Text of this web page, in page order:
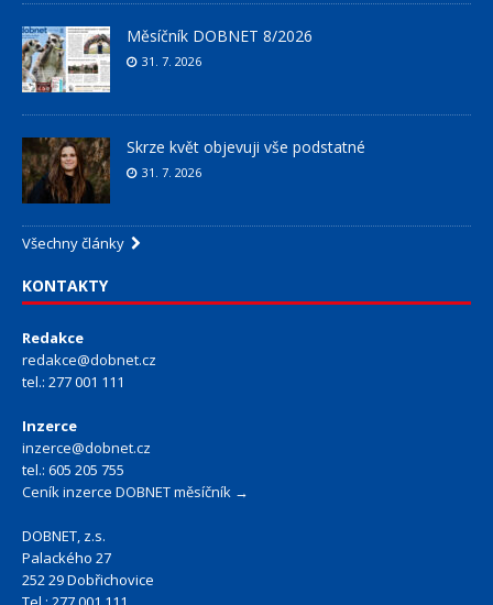
Měsíčník DOBNET 8/2026
31. 7. 2026
Skrze květ objevuji vše podstatné
31. 7. 2026
Všechny články
KONTAKTY
Redakce
redakce@dobnet.cz
tel.: 277 001 111
Inzerce
inzerce@dobnet.cz
tel.: 605 205 755
Ceník inzerce DOBNET měsíčník →
DOBNET, z.s.
Palackého 27
252 29 Dobřichovice